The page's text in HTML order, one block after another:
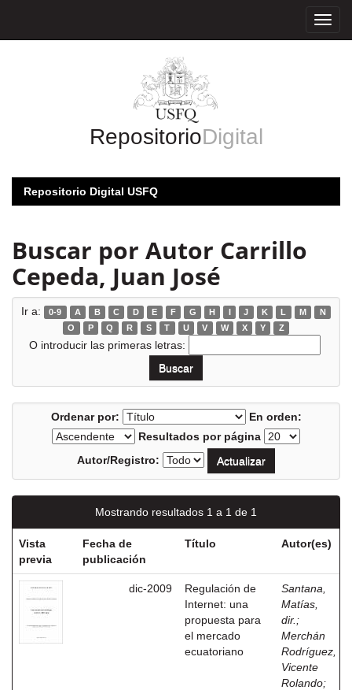
RepositorioDigital
Repositorio Digital USFQ
Buscar por Autor Carrillo
Cepeda, Juan José
Ir a: 0-9 A B C D E F G H I J K L M
N
O
P Q R S T U V W X Y Z
O introducir las primeras letras:
Ordenar por:
En orden:
Resultados por página
Autor/Registro:
Mostrando resultados 1 a 1 de 1
Vista
previa
Fecha de
publicación
Título Autor(es)
dic-2009
Regulación de
Internet: una
propuesta para
el mercado
ecuatoriano
Santana,
Matías,
dir. ;
Merchán
Rodríguez,
Vicente
Rolando;